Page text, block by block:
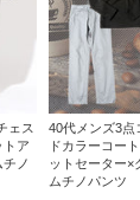
ェス
トア
ノ
40代メンズ3点
ドカラーコー
ットセーター×
ムチノパンツ